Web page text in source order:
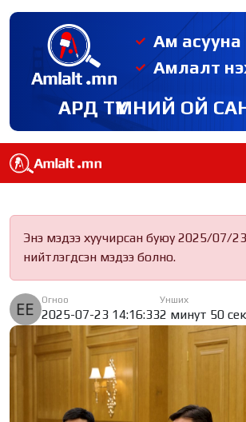
Ам асууна
Амлалт
АРД ТҮМНИЙ ОЙ
Энэ мэдээ хуучирсан буюу 2025/07/
нийтлэгдсэн мэдээ болно.
Огноо
2025-07-23 14:16:33
Унших
2 минут 50